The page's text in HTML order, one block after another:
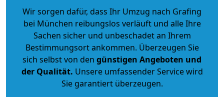
Wir sorgen dafür, dass Ihr Umzug nach Grafing
bei München reibungslos verläuft und alle Ihre
Sachen sicher und unbeschadet an Ihrem
Bestimmungsort ankommen. Überzeugen Sie
sich selbst von den günstigen Angeboten und
der Qualität. Unsere umfassender Service wird
Sie garantiert überzeugen.